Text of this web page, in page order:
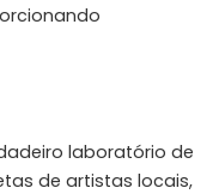
laboratório de
de artistas locais,